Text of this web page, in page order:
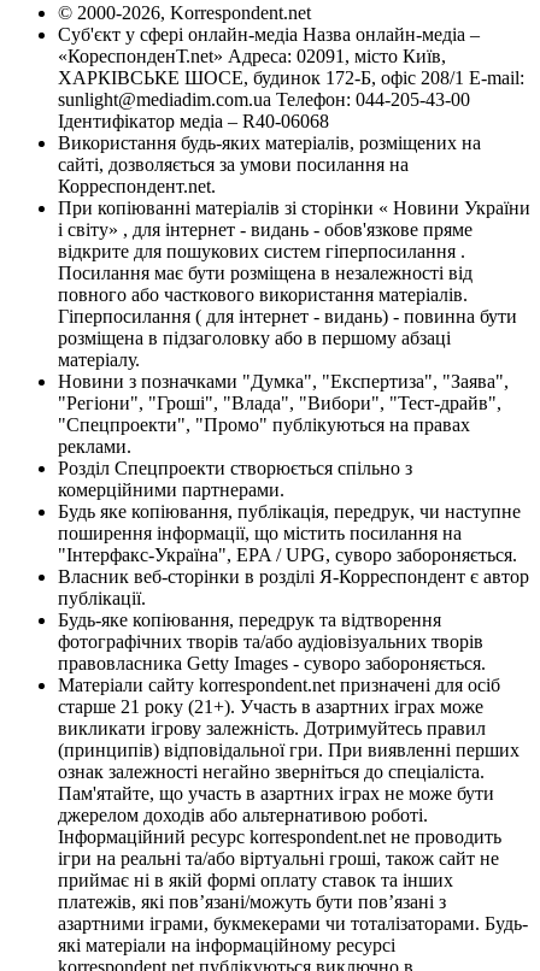
© 2000-2026, Korrespondent.net
Суб'єкт у сфері онлайн-медіа Назва онлайн-медіа –
«КореспонденТ.net» Адреса: 02091, місто Київ,
ХАРКІВСЬКЕ ШОСЕ, будинок 172-Б, офіс 208/1 E-mail:
sunlight@mediadim.com.ua Телефон: 044-205-43-00
Ідентифікатор медіа – R40-06068
Використання будь-яких матеріалів, розміщених на
сайті, дозволяється за умови посилання на
Корреспондент.net.
При копіюванні матеріалів зі сторінки « Новини України
і світу» , для інтернет - видань - обов'язкове пряме
відкрите для пошукових систем гіперпосилання .
Посилання має бути розміщена в незалежності від
повного або часткового використання матеріалів.
Гіперпосилання ( для інтернет - видань) - повинна бути
розміщена в підзаголовку або в першому абзаці
матеріалу.
Новини з позначками "Думка", "Експертиза", "Заява",
"Регіони", "Гроші", "Влада", "Вибори", "Тест-драйв",
"Спецпроекти", "Промо" публікуються на правах
реклами.
Розділ Спецпроекти створюється спільно з
комерційними партнерами.
Будь яке копіювання, публікація, передрук, чи наступне
поширення інформації, що містить посилання на
"Інтерфакс-Україна", EPA / UPG, суворо забороняється.
Власник веб-сторінки в розділі Я-Корреспондент є автор
публікації.
Будь-яке копіювання, передрук та відтворення
фотографічних творів та/або аудіовізуальних творів
правовласника Getty Images - суворо забороняється.
Матеріали сайту korrespondent.net призначені для осіб
старше 21 року (21+). Участь в азартних іграх може
викликати ігрову залежність. Дотримуйтесь правил
(принципів) відповідальної гри. При виявленні перших
ознак залежності негайно зверніться до спеціаліста.
Пам'ятайте, що участь в азартних іграх не може бути
джерелом доходів або альтернативою роботі.
Інформаційний ресурс korrespondent.net не проводить
ігри на реальні та/або віртуальні гроші, також сайт не
приймає ні в якій формі оплату ставок та інших
платежів, які пов’язані/можуть бути пов’язані з
азартними іграми, букмекерами чи тоталізаторами. Будь-
які матеріали на інформаційному ресурсі
korrespondent.net публікуються виключно в